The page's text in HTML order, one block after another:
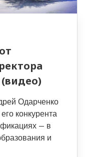
Одарченко
конкурента
— в
и